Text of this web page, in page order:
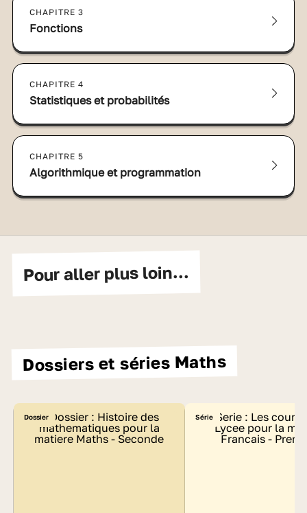
CHAPITRE 3
Fonctions
CHAPITRE 4
Statistiques et probabilités
CHAPITRE 5
Algorithmique et programmation
Pour aller plus loin...
Dossiers et séries Maths
Dossier Série